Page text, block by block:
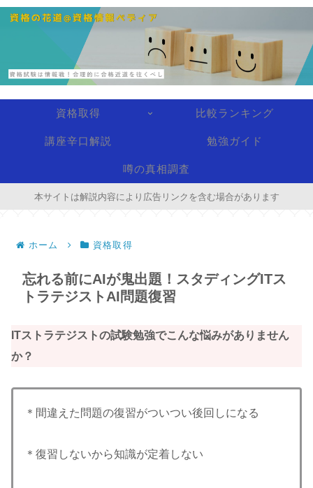
資格取得 比較ランキング
講座辛口解説 勉強ガイド
噂の真相調査
本サイトは解説内容により広告リンクを含む場合があります
ホーム 資格取得
忘れる前にAIが鬼出題！スタディングITス
トラテジストAI問題復習
ITストラテジストの試験勉強でこんな悩みがありません
か？
＊間違えた問題の復習がついつい後回しになる
＊復習しないから知識が定着しない